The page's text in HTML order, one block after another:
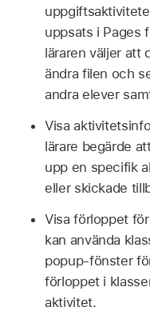
uppsats i Pages
läraren väljer att
ändra filen och
andra elever
Visa
lärare begärde
upp en specifik
eller skickade
Visa förloppet
kan använda
popup‑fönster
förloppet i
aktivitet.